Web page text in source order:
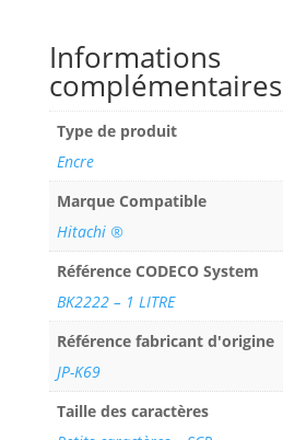
Informations
complémentaires
Type de produit
Encre
Marque Compatible
Hitachi ®
Référence CODECO System
BK2222 – 1 LITRE
Référence fabricant d'origine
JP-K69
Taille des caractères